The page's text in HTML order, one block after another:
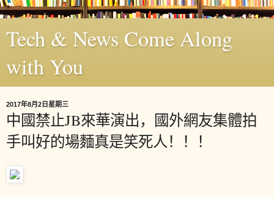
Tech & News Come Along
with You
2017年8月2日星期三
中國禁止JB來華演出，國外網友集體拍
手叫好的場麵真是笑死人！！！